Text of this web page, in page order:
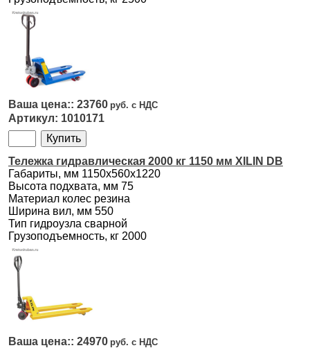
23760
1010171
Тележка гидравлическая 2000 кг 1150 мм XILIN DB
Габариты, мм 1150х560х1220
Высота подхвата, мм 75
Материал колес резина
Ширина вил, мм 550
Тип гидроузла сварной
Грузоподъемность, кг 2000
24970